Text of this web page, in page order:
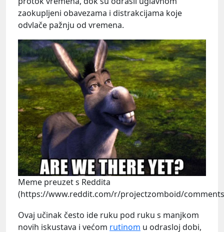
zaokupljeni obavezama i distrakcijama koje
odvlače pažnju od vremena.
Meme preuzet s Reddita
(https://www.reddit.com/r/projectzomboid/
Ovaj učinak često ide ruku pod ruku s manjkom
novih iskustava i većom rutinom u odrasloj dobi,